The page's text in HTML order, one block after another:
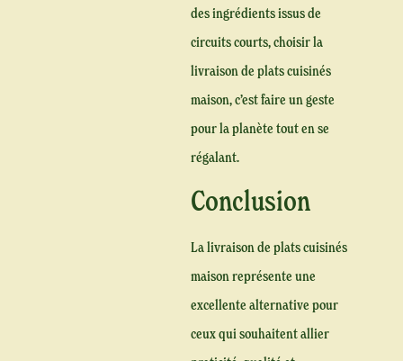
des ingrédients issus de
circuits courts, choisir la
livraison de plats cuisinés
maison, c’est faire un geste
pour la planète tout en se
régalant.
Conclusion
La livraison de plats cuisinés
maison représente une
excellente alternative pour
ceux qui souhaitent allier